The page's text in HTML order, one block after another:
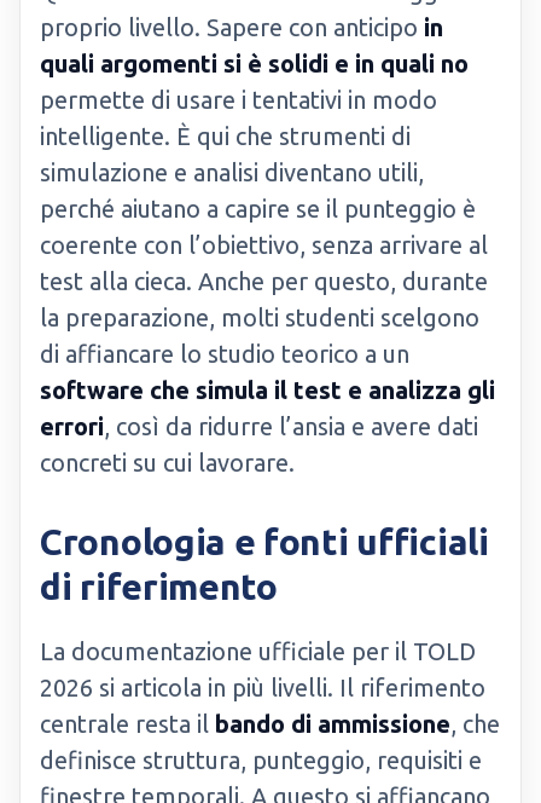
proprio livello. Sapere con anticipo in
quali argomenti si è solidi e in quali no
permette di usare i tentativi in modo
intelligente. È qui che strumenti di
simulazione e analisi diventano utili,
perché aiutano a capire se il punteggio è
coerente con l’obiettivo, senza arrivare al
test alla cieca. Anche per questo, durante
la preparazione, molti studenti scelgono
di affiancare lo studio teorico a un
software che simula il test e analizza gli
errori, così da ridurre l’ansia e avere dati
concreti su cui lavorare.
Cronologia e fonti ufficiali
di riferimento
La documentazione ufficiale per il TOLD
2026 si articola in più livelli. Il riferimento
centrale resta il bando di ammissione, che
definisce struttura, punteggio, requisiti e
finestre temporali. A questo si affiancano